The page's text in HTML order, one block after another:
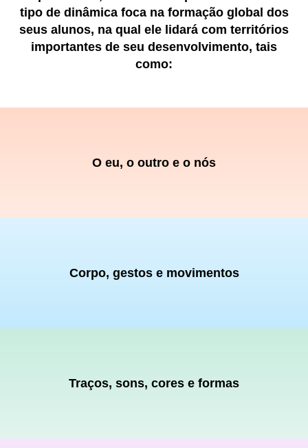
tipo de dinâmica foca na formação global dos
seus alunos, na qual ele lidará com territórios
importantes de seu desenvolvimento, tais
como:
O eu, o outro e o nós
Corpo, gestos emovimentos
Traços, sons, cores e formas